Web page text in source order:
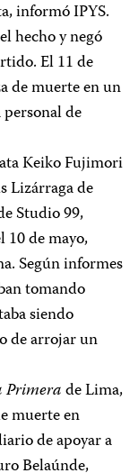
informó IPYS.
hecho y negó
El 11 de
de muerte en un
de
Keiko Fujimori
Lizárraga de
Studio 99,
10 de mayo,
Según informes
tomando
siendo
de arrojar un
Primerade Lima,
muerte en
de apoyar a
Belaúnde,